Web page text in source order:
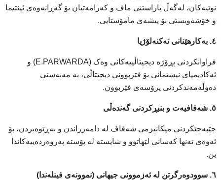
نوێیەکان، لەگەڵ پاراستنی ماف و کەرامەتیان بۆ گەڕانەوەی ئینتیما
و خۆشەویستی بۆ پیشەی مامۆستایی.
٤. بەکارهێنانی تەکنەلۆژیا
فراوانکردنی پڕۆژە دیجیتاڵییەکانی وەک (E.PARWARDA) و
ئەکادیمیای نیشتمانی بۆ فێربوونی دیجیتاڵی، بە مەبەستی
دەوڵەمەندکردنی پرۆسەی فێربوون.
٥. شەفافیەت و بنبڕکردنی گەندەڵی
جێبەجێکردنی میکانیزمی شەفاف لە دامەزراندن و بەڕێوەبردن، بۆ
ئەوەی تەنها کەسانی لێهاتوو و شایستە لە پۆستە پەروەردەییەکاندا
بن.
٦. سوودوەرگرتن لە ئەزموونی جیهانی (نموونەی فینلەندا)